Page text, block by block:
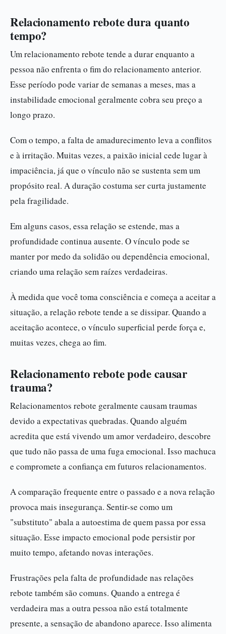
Relacionamento rebote dura quanto
tempo?
Um relacionamento rebote tende a durar enquanto a
pessoa não enfrenta o fim do relacionamento anterior.
Esse período pode variar de semanas a meses, mas a
instabilidade emocional geralmente cobra seu preço a
longo prazo.
Com o tempo, a falta de amadurecimento leva a conflitos
e à irritação. Muitas vezes, a paixão inicial cede lugar à
impaciência, já que o vínculo não se sustenta sem um
propósito real. A duração costuma ser curta justamente
pela fragilidade.
Em alguns casos, essa relação se estende, mas a
profundidade continua ausente. O vínculo pode se
manter por medo da solidão ou dependência emocional,
criando uma relação sem raízes verdadeiras.
À medida que você toma consciência e começa a aceitar a
situação, a relação rebote tende a se dissipar. Quando a
aceitação acontece, o vínculo superficial perde força e,
muitas vezes, chega ao fim.
Relacionamento rebote pode causar
trauma?
Relacionamentos rebote geralmente causam traumas
devido a expectativas quebradas. Quando alguém
acredita que está vivendo um amor verdadeiro, descobre
que tudo não passa de uma fuga emocional. Isso machuca
e compromete a confiança em futuros relacionamentos.
A comparação frequente entre o passado e a nova relação
provoca mais insegurança. Sentir-se como um
"substituto" abala a autoestima de quem passa por essa
situação. Esse impacto emocional pode persistir por
muito tempo, afetando novas interações.
Frustrações pela falta de profundidade nas relações
rebote também são comuns. Quando a entrega é
verdadeira mas a outra pessoa não está totalmente
presente, a sensação de abandono aparece. Isso alimenta